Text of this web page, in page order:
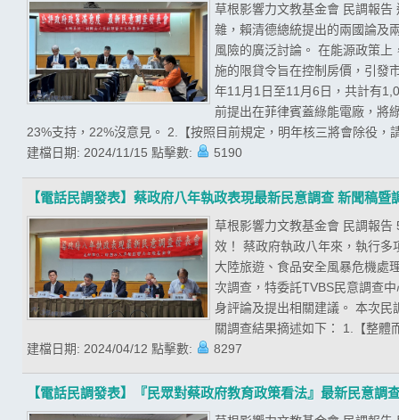
草根影響力文教基金會 民調報
雜，賴清德總統提出的兩國論及
風險的廣泛討論。 在能源政策
施的限貸令旨在控制房價，引發
年11月1日至11月6日，共計有
前提出在菲律賓蓋綠能電廠，將
23%支持，22%沒意見。 2.【按照目前規定，明年核三將會除役
建檔日期: 2024/11/15 點擊數: 5190
【電話民調發表】蔡政府八年執政表現最新民意調查 新聞稿暨
草根影響力文教基金會 民調報
效！ 蔡政府執政八年來，執行
大陸旅遊、食品安全風暴危機處
次調查，特委託TVBS民意調查
身評論及提出相關建議。 本次
關調查結果摘述如下： 1.【整
建檔日期: 2024/04/12 點擊數: 8297
【電話民調發表】『民眾對蔡政府教育政策看法』最新民意調